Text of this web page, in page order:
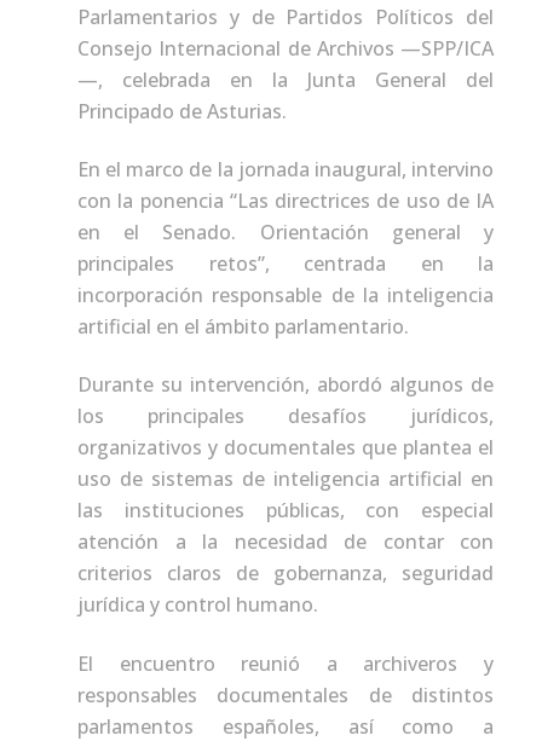
Parlamentarios y de Partidos Políticos del
Consejo Internacional de Archivos —SPP/ICA
—, celebrada en la Junta General del
Principado de Asturias.
En el marco de la jornada inaugural, intervino
con la ponencia “Las directrices de uso de IA
en el Senado. Orientación general y
principales retos”, centrada en la
incorporación responsable de la inteligencia
artificial en el ámbito parlamentario.
Durante su intervención, abordó algunos de
los principales desafíos jurídicos,
organizativos y documentales que plantea el
uso de sistemas de inteligencia artificial en
las instituciones públicas, con especial
atención a la necesidad de contar con
criterios claros de gobernanza, seguridad
jurídica y control humano.
El encuentro reunió a archiveros y
responsables documentales de distintos
parlamentos españoles, así como a